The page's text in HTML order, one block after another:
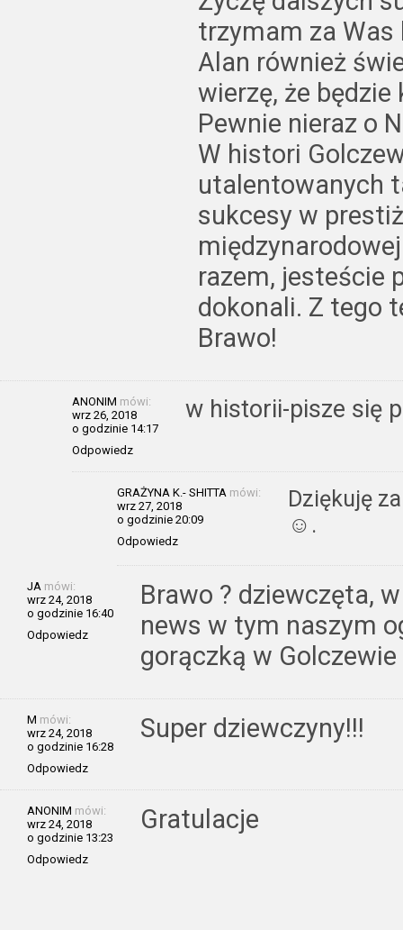
trzymam za Was
Alan również
wierzę, że
Pewnie nieraz o
W histori
utalentowanych
sukcesy w
razem, jesteście
dokonali. Z tego
Brawo!
ANONIM mówi:
wrz 26, 2018
o godzinie 14:17
Odpowiedz
w historii-pisze się
GRAŻYNA K.- SHITTA mówi:
wrz 27, 2018
o godzinie 20:09
Odpowiedz
Dziękuję
☺.
JA mówi:
wrz 24, 2018
o godzinie 16:40
Odpowiedz
Brawo ? dziewczęta,
news w tym naszym
gorączką w Golczewie
M mówi:
wrz 24, 2018
o godzinie 16:28
Odpowiedz
Super dziewczyny!!!
ANONIM mówi:
wrz 24, 2018
o godzinie 13:23
Odpowiedz
Gratulacje